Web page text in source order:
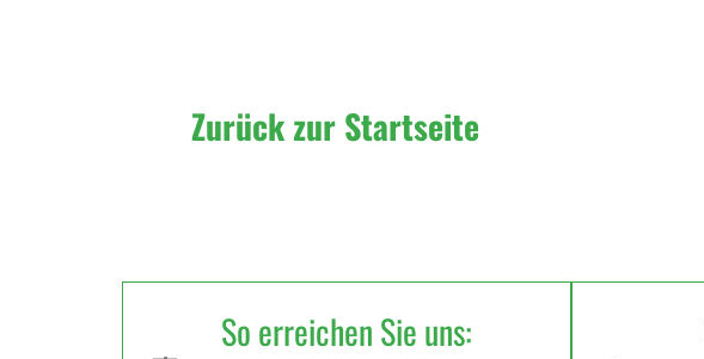
Zurück zur Startseite
So erreichen Sie uns: